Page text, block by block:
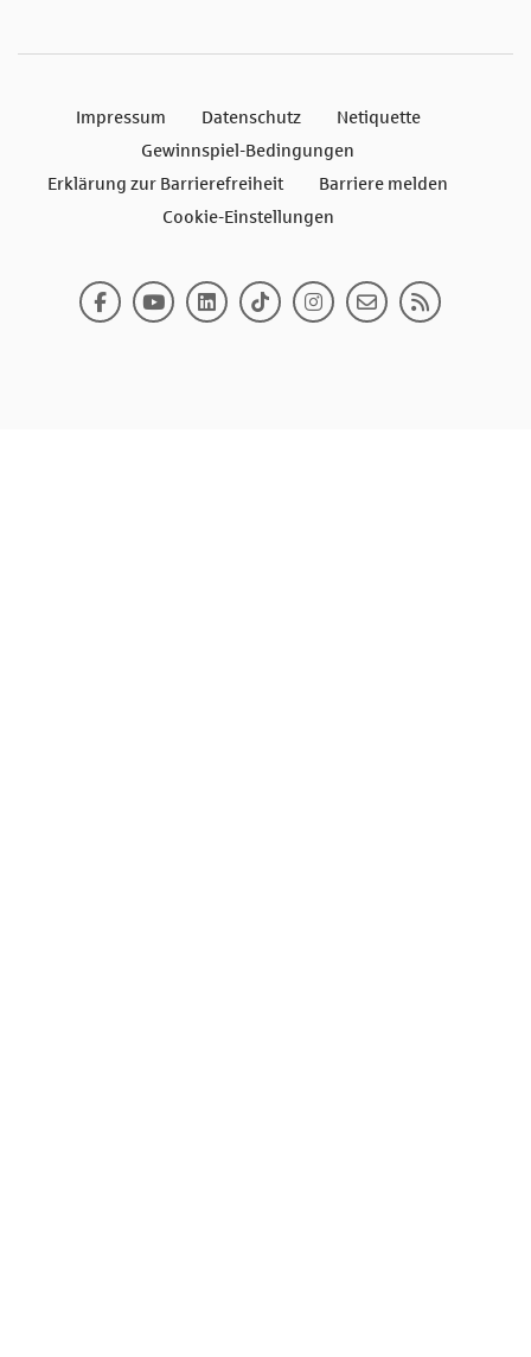
Impressum Datenschutz
Netiquette
Gewinnspiel-Bedingungen
Erklärung zur Barrierefreiheit
Barriere melden
Cookie-Einstellungen